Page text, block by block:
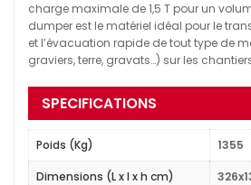
charge maximale de 1,5 T pour un
dumper est le matériel idéal pour le
et l’évacuation rapide de tout type de
graviers, terre, gravats…) sur les
SPECIFICATIONS
Poids (Kg) 1355
Dimensions (L x l x h cm)